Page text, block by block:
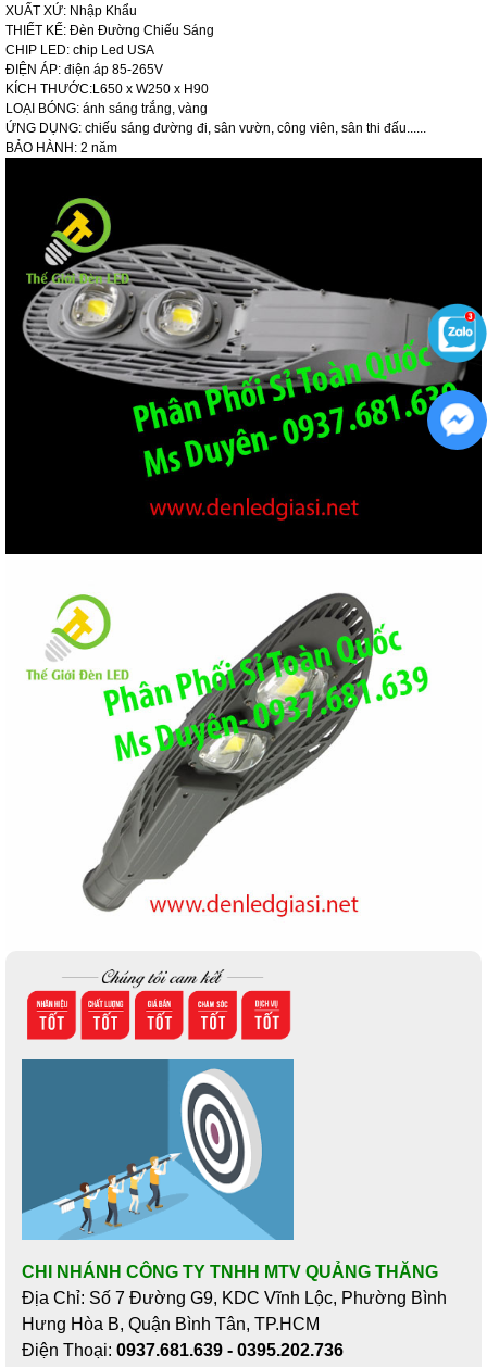
XUẤT XỨ: Nhập Khẩu
THIẾT KẾ: Đèn Đường Chiếu Sáng
CHIP LED: chip Led USA
ĐIỆN ÁP: điện áp 85-265V
KÍCH THƯỚC:L650 x W250 x H90
LOẠI BÓNG: ánh sáng trắng, vàng
ỨNG DỤNG: chiếu sáng đường đi, sân vườn, công viên, sân thi đấu......
BẢO HÀNH: 2 năm
CHI NHÁNH CÔNG TY TNHH MTV QUẢNG THĂNG
Địa Chỉ: Số 7 Đường G9, KDC Vĩnh Lộc, Phường Bình
Hưng Hòa B, Quận Bình Tân, TP.HCM
Điện Thoại: 0937.681.639 - 0395.202.736